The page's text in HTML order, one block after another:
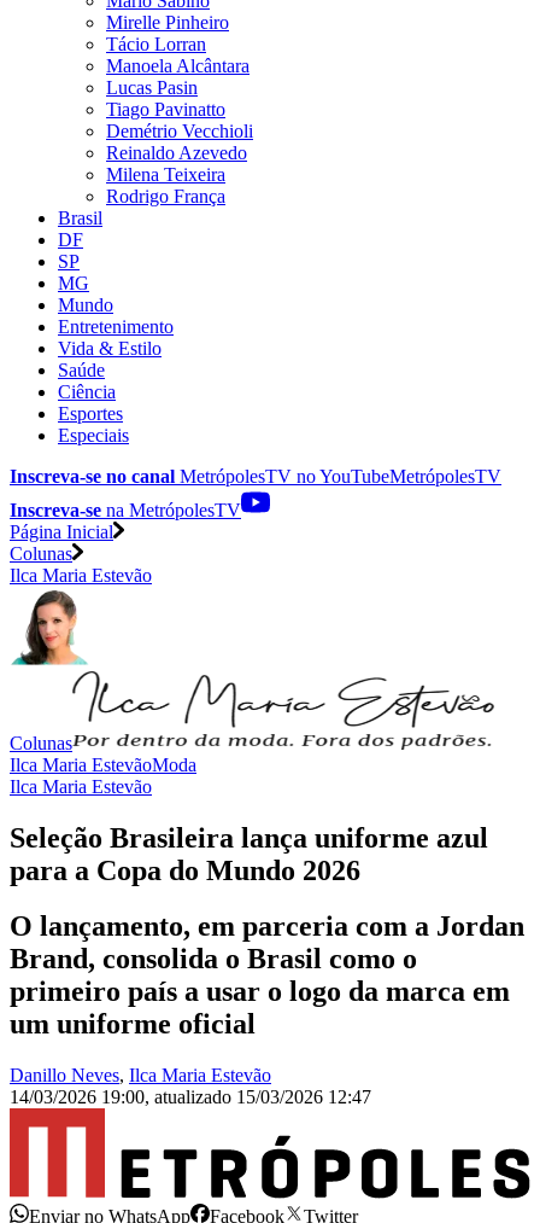
Mirelle Pinheiro
Tácio Lorran
Manoela Alcântara
Lucas Pasin
Tiago Pavinatto
Demétrio Vecchioli
Reinaldo Azevedo
Milena Teixeira
Rodrigo França
Brasil
DF
SP
MG
Mundo
Entretenimento
Vida & Estilo
Saúde
Ciência
Esportes
Especiais
Inscreva-se no canal MetrópolesTV noYouTubeMetrópolesTV
Inscreva-se na MetrópolesTV
Página Inicial
Colunas
Ilca Maria Estevão
Colunas
Ilca Maria EstevãoModa
Ilca Maria Estevão
Seleção Brasileira lança uniforme azul
para a Copa do Mundo 2026
O lançamento, em parceria com a Jordan
Brand, consolida o Brasil como o
primeiro país a usar o logo da marca em
um uniforme oficial
Danillo Neves, Ilca Maria Estevão
14/03/2026 19:00, atualizado 15/03/2026 12:47
Enviar no WhatsApp Facebook
Twitter